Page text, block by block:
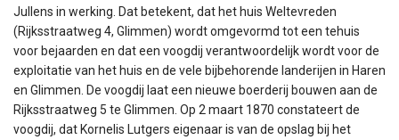
Jullens in werking. Dat betekent, dat het huis Weltevreden
(Rijksstraatweg 4, Glimmen) wordt omgevormd tot een tehuis
voor bejaarden en dat een voogdij verantwoordelijk wordt voor de
exploitatie van het huis en de vele bijbehorende landerijen in Haren
en Glimmen. De voogdij laat een nieuwe boerderij bouwen aan de
Rijksstraatweg 5 te Glimmen. Op 2 maart 1870 constateert de
voogdij, dat Kornelis Lutgers eigenaar is van de opslag bij het